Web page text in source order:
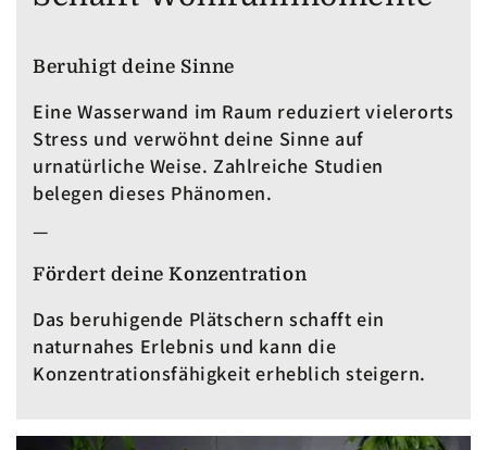
Beruhigt deine Sinne
Eine Wasserwand im Raum reduziert vielerorts
Stress und verwöhnt deine Sinne auf
urnatürliche Weise. Zahlreiche Studien
belegen dieses Phänomen.
—
Fördert deine Konzentration
Das beruhigende Plätschern schafft ein
naturnahes Erlebnis und kann die
Konzentrationsfähigkeit erheblich steigern.